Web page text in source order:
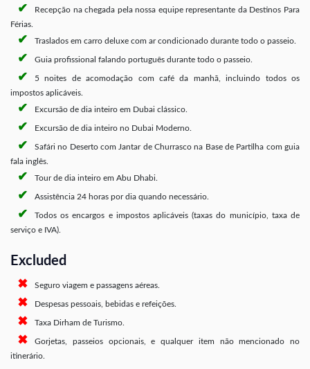
Recepção na chegada pela nossa equipe representante da Destinos Para
Férias.
Traslados em carro deluxe com ar condicionado durante todo o passeio.
Guia profissional falando português durante todo o passeio.
5 noites de acomodação com café da manhã, incluindo todos os
impostos aplicáveis.
Excursão de dia inteiro em Dubai clássico.
Excursão de dia inteiro no Dubai Moderno.
Safári no Deserto com Jantar de Churrasco na Base de Partilha com guia
fala inglês.
Tour de dia inteiro em Abu Dhabi.
Assistência 24 horas por dia quando necessário.
Todos os encargos e impostos aplicáveis (taxas do município, taxa de
serviço e IVA).
Excluded
Seguro viagem e passagens aéreas.
Despesas pessoais, bebidas e refeições.
Taxa Dirham de Turismo.
Gorjetas, passeios opcionais, e qualquer item não mencionado no
itinerário.